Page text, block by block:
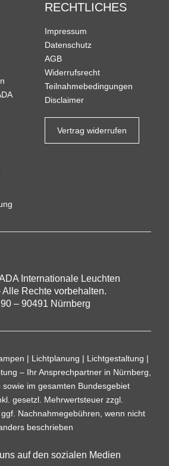
RECHTLICHES
Impressum
Datenschutz
AGB
Widerrufsrecht
Teilnahmebedingungen
Disclaimer
Vertrag widerrufen
Internationale Leuchten
Rechte vorbehalten.
– 90491 Nürnberg
| Lichtplanung | Lichtgestaltung |
– Ihr Ansprechpartner in Nürnberg,
sowie im gesamten Bundesgebiet
gesetzl. Mehrwertsteuer zzgl.
Nachnahmegebühren, wenn nicht
beschrieben
auf den sozialen Medien